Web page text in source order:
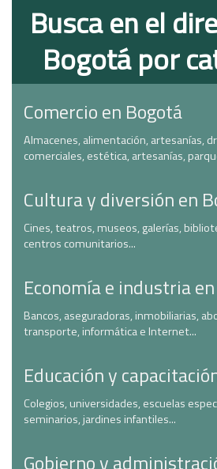
Busca en el
Bogotá por
Comercio en Bogotá
Almacenes, alimentación, artesanías,
comerciales, estética, artesanías,
Cultura y diversión en
Cines, teatros, museos, galerías,
centros comunitarios...
Economía e industria
Bancos, aseguradoras, inmobiliarias,
transporte, informática e Internet...
Educación y
Colegios, universidades, escuelas
seminarios, jardines infantiles...
Gobierno y